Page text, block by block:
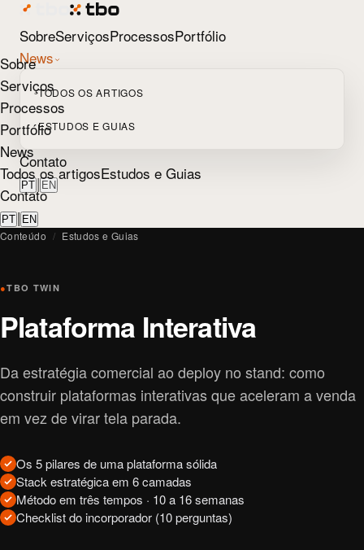
SobreServiçosProcessosPortfólio
News
TODOS OS ARTIGOS
ESTUDOS E GUIAS
Contato
PT | EN
Sobre
Serviços
Processos
Portfólio
News
Todos os artigosEstudos e Guias
Contato
PT | EN
Conteúdo / Estudos e Guias
●TBO TWIN
Plataforma Interativa
Da estratégia comercial ao deploy no stand: como
construir plataformas interativas que aceleram a venda
em vez de virar tela parada.
Os 5 pilares de uma plataforma sólida
Stack estratégica em 6 camadas
Método em três tempos · 10 a 16 semanas
Checklist do incorporador (10 perguntas)